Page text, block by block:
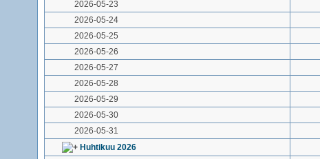
2026-05-23
2026-05-24
2026-05-25
2026-05-26
2026-05-27
2026-05-28
2026-05-29
2026-05-30
2026-05-31
Huhtikuu 2026